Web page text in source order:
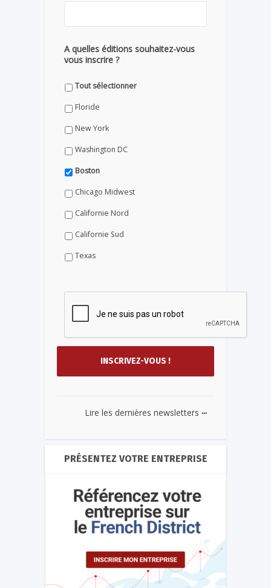
A quelles éditions souhaitez-vous
vous inscrire ?
Tout sélectionner
Floride
New York
Washington DC
Boston
Chicago Midwest
Californie Nord
Californie Sud
Texas
Lire les dernières newsletters ...
PRÉSENTEZ VOTRE ENTREPRISE